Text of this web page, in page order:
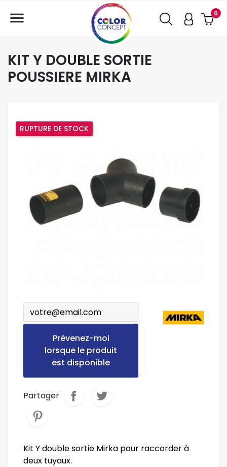
0

KIT Y DOUBLE SORTIE
POUSSIERE MIRKA
RUPTURE DE STOCK
Prévenez-moi
lorsque le produit
est disponible
Partager
Kit Y double sortie Mirka pour raccorder à
deux tuyaux.